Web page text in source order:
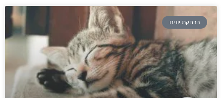
הרחקת יונים